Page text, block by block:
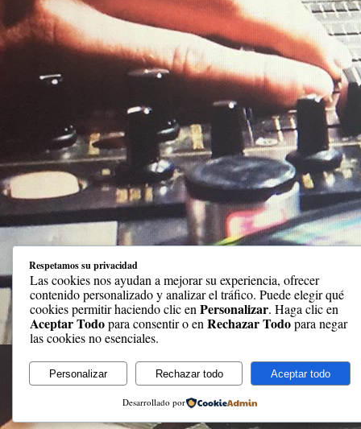
Respetamos su privacidad
Las cookies nos ayudan a mejorar su experiencia, ofrecer
contenido personalizado y analizar el tráfico. Puede elegir qué
cookies permitir haciendo clic enPersonalizar. Haga clic en
Aceptar Todopara consentir o enRechazar Todopara negar
las cookies no esenciales.
Personalizar Rechazar todo Aceptar todo
Desarrollado por